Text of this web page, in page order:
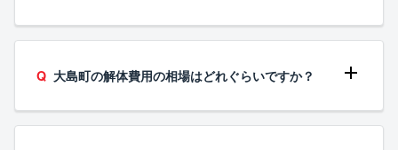
大島町の解体費用の相場はどれぐらいですか？